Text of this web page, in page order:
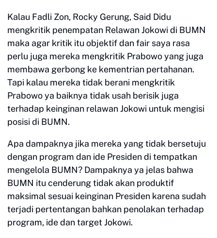
Kalau Fadli Zon, Rocky Gerung, Said Didu
mengkritik penempatan Relawan Jokowi di BUMN
maka agar kritik itu objektif dan fair saya rasa
perlu juga mereka mengkritik Prabowo yang juga
membawa gerbong ke kementrian pertahanan.
Tapi kalau mereka tidak berani mengkritik
Prabowo ya baiknya tidak usah berisik juga
terhadap keinginan relawan Jokowi untuk mengisi
posisi di BUMN.
Apa dampaknya jika mereka yang tidak bersetuju
dengan program dan ide Presiden di tempatkan
mengelola BUMN? Dampaknya ya jelas bahwa
BUMN itu cenderung tidak akan produktif
maksimal sesuai keinginan Presiden karena sudah
terjadi pertentangan bahkan penolakan terhadap
program, ide dan target Jokowi.